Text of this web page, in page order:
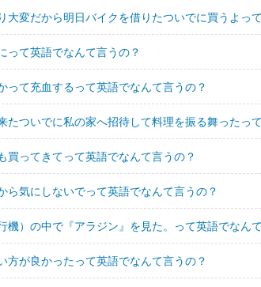
大変だから明日バイクを借りたついでに買うよっ
って英語でなんて言うの？
って充血するって英語でなんて言うの？
たついでに私の家へ招待して料理を振る舞ったっ
買ってきてって英語でなんて言うの？
ら気にしないでって英語でなんて言うの？
機）の中で『アラジン』を見た。って英語でなん
方が良かったって英語でなんて言うの？